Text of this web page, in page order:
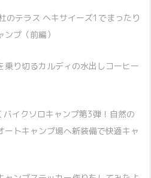
のテラス ヘキサイーズ1でまったり
プ（前編）
乗り切るカルディの水出しコーヒー
バイクソロキャンプ第3弾！自然の
ートキャンプ場へ新装備で快適キャ